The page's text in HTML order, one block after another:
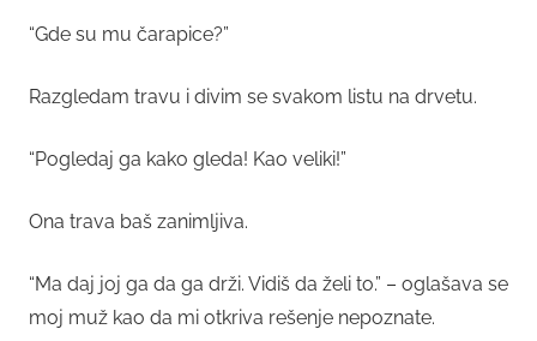
“Gde su mu čarapice?”
Razgledam travu i divim se svakom listu na drvetu.
“Pogledaj ga kako gleda! Kao veliki!”
Ona trava baš zanimljiva.
“Ma daj joj ga da ga drži. Vidiš da želi to.” – oglašava se
moj muž kao da mi otkriva rešenje nepoznate.